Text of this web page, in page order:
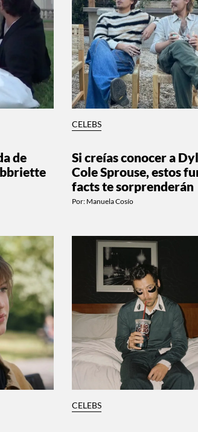
de
CELEBS
Si creías conocer a
Cole Sprouse, estos
facts te sorprenderán
Por: Manuela Cosío
CELEBS